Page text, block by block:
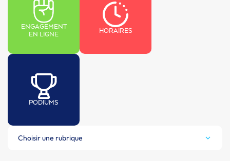
ENGAGEMENT
EN LIGNE
HORAIRES
PODIUMS
Choisir une rubrique